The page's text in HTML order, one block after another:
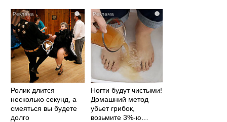
i
Ролик длится
несколько секунд, а
смеяться вы будете
долго
i
Ногти будут чистыми!
Домашний метод
убьет грибок,
возьмите 3%-ю…